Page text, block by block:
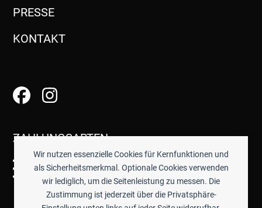
Wir nutzen essenzielle Cookies für Kernfunktionen und
als Sicherheitsmerkmal. Optionale Cookies verwenden
wir lediglich, um die Seitenleistung zu messen. Die
Zustimmung ist jederzeit über die Privatsphäre-
PRESSE
KONTAKT
ZAHLUNGSARTEN